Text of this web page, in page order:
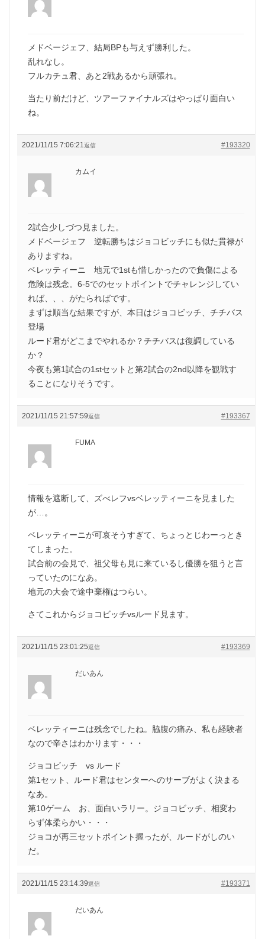
メドベージェフ、結局BPも与えず勝利した。
乱れなし。
フルカチュ君、あと2戦あるから頑張れ。
当たり前だけど、ツアーファイナルズはやっぱり面白い
ね。
2021/11/15 7:06:21 #193320
返信
カムイ
2試合少しづつ見ました。
メドベージェフ 逆転勝ちはジョコビッチにも似た貫禄が
ありますね。
ベレッティーニ 地元で1stも惜しかったので負傷による
危険は残念。6-5でのセットポイントでチャレンジしてい
れば、、、がたらればです。
まずは順当な結果ですが、本日はジョコビッチ、チチバス
登場
ルード君がどこまでやれるか？チチバスは復調している
か？
今夜も第1試合の1stセットと第2試合の2nd以降を観戦す
ることになりそうです。
2021/11/15 21:57:59 #193367
返信
FUMA
情報を遮断して、ズべレフvsベレッティーニを見ました
が…。
ベレッティーニが可哀そうすぎて、ちょっとじわーっとき
てしまった。
試合前の会見で、祖父母も見に来ているし優勝を狙うと言
っていたのになあ。
地元の大会で途中棄権はつらい。
さてこれからジョコビッチvsルード見ます。
2021/11/15 23:01:25 #193369
返信
だいあん
ベレッティーニは残念でしたね。脇腹の痛み、私も経験者
なので辛さはわかります・・・
ジョコビッチ vs ルード
第1セット、ルード君はセンターへのサーブがよく決まる
なあ。
第10ゲーム お、面白いラリー。ジョコビッチ、相変わ
らず体柔らかい・・・
ジョコが再三セットポイント握ったが、ルードがしのい
だ。
2021/11/15 23:14:39 #193371
返信
だいあん